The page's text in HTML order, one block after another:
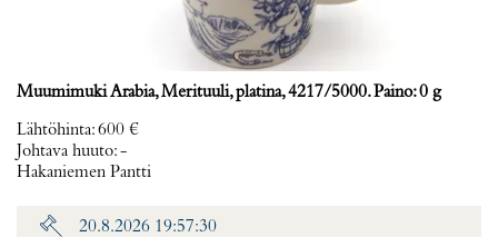
Muumimuki Arabia, Merituuli, platina, 4217/5000. Paino: 0 g
Lähtöhinta:600 €
Johtava huuto:-
Hakaniemen Pantti
20.8.2026 19:57:30